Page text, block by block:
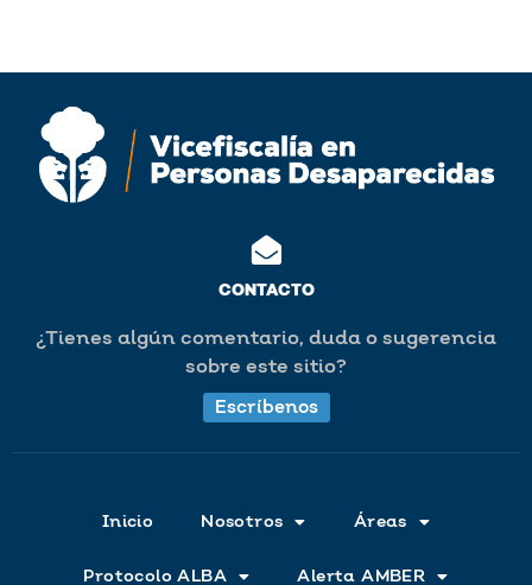
CONTACTO
¿Tienes algún comentario, duda o sugerencia
sobre este sitio?
Escríbenos
Inicio Nosotros Áreas
Protocolo ALBA Alerta AMBER